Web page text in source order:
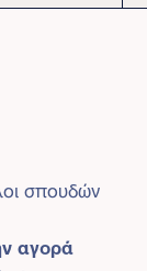
σπουδών
αγορά